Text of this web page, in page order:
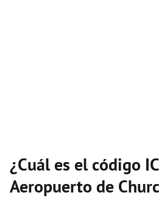
¿Cuál es el código
Aeropuerto de